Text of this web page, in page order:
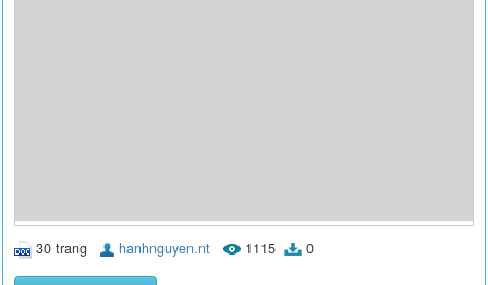
30 trang hanhnguyen.nt 1115 0